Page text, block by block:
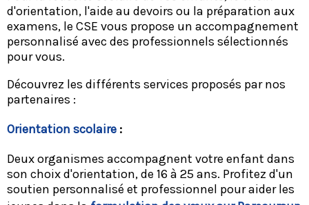
d'orientation, l'aide au devoirs ou la préparation aux
examens, le CSE vous propose un accompagnement
personnalisé avec des professionnels sélectionnés
pour vous.
Découvrez les différents services proposés par nos
partenaires :
Orientation scolaire :
Deux organismes accompagnent votre enfant dans
son choix d'orientation, de 16 à 25 ans. Profitez d'un
soutien personnalisé et professionnel pour aider les